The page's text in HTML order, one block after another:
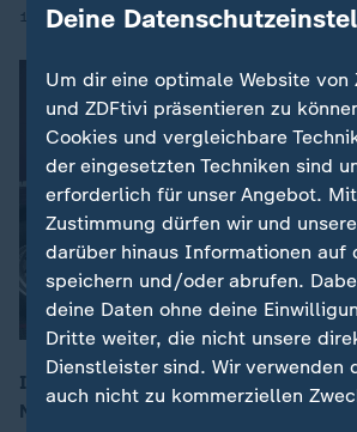
15.01.2025 | 14:00
In Baden-Württemberg und Bayern
Nacht zu hunderten Unfällen durch
Deine
Um dir eine optimale Website von
und ZDFtivi präsentieren zu
Cookies und vergleichbare
der eingesetzten Techniken sind
erforderlich für unser Angebot.
Zustimmung dürfen wir und
darüber hinaus Informationen auf
speichern und/oder abrufen.
deine Daten ohne deine
Dritte weiter, die nicht unsere
Dienstleister sind. Wir verwenden
auch nicht zu kommerziellen